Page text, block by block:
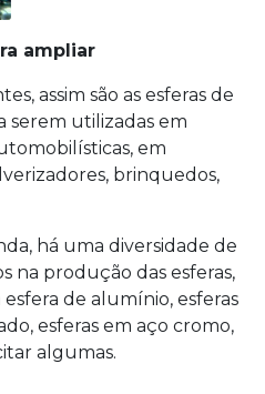
ampliar
assim são as esferas de
serem utilizadas em
em
brinquedos,
há uma diversidade de
na produção das esferas,
de alumínio, esferas
esferas em aço cromo,
algumas.